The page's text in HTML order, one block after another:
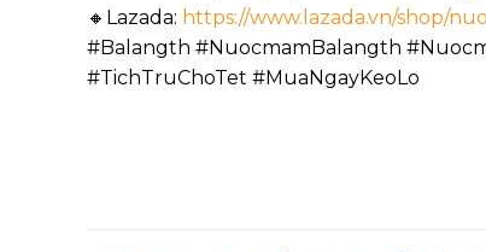
🔸Lazada: https://www.lazada.vn/shop/
#Balangth #NuocmamBalangth
#TichTruChoTet #MuaNgayKeoLo